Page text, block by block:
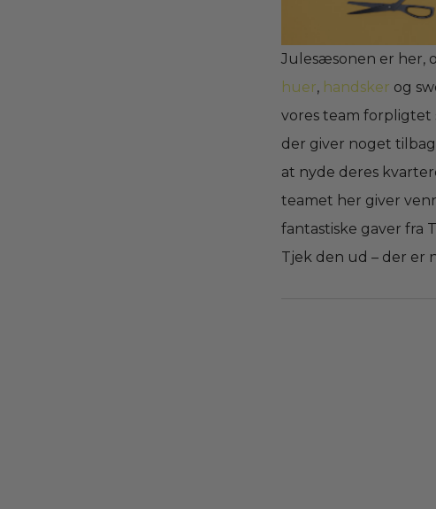
Julesæsonen er her,
huer, handsker og
vores team forpligtet
der giver noget
at nyde deres
teamet her giver
fantastiske gaver fra
Tjek den ud – der er